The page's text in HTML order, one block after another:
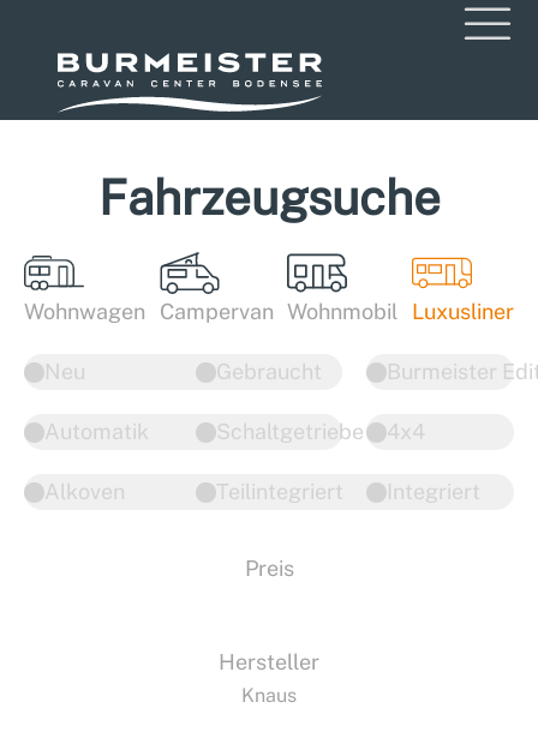
Fahrzeugsuche
Wohnwagen Campervan Wohnmobil Luxusliner
Neu Gebraucht
4x4
Automatik Schaltgetriebe
Burmeister
Alkoven Teilintegriert Integriert
Preis
Hersteller
Knaus